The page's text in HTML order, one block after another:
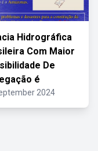
Hidrográfica
Com Maior
De
é
2024